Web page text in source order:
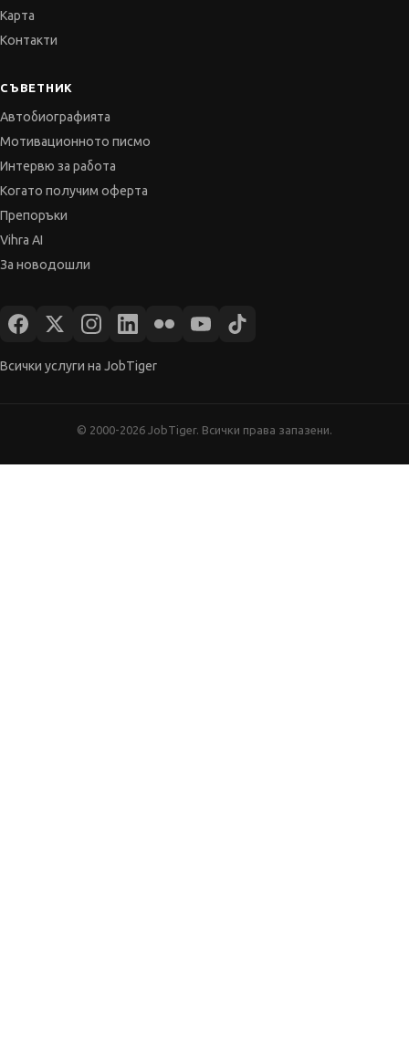
Карта
Контакти
СЪВЕТНИК
Автобиографията
Мотивационното писмо
Интервю за работа
Когато получим оферта
Препоръки
Vihra AI
За новодошли
Всички услуги на JobTiger
© 2000-2026 JobTiger. Всички права запазени.